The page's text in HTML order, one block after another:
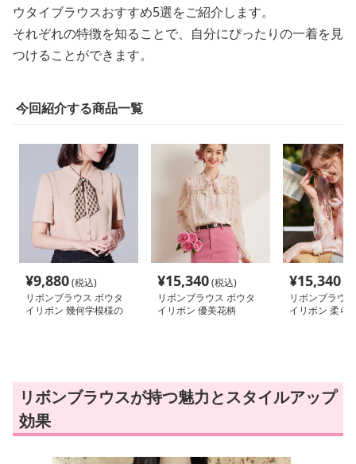
ウタイブラウスおすすめ5選をご紹介します。
それぞれの特徴を知ることで、自分にぴったりの一着を見
つけることができます。
今回紹介する商品一覧
¥9,880(税込)
リボンブラウス ボウタ
イリボン 幾何学模様の
¥15,340(税込)
リボンブラウス ボウタ
イリボン 優美花柄
¥15,340
リボンブラウ
イリボン 柔ら
リボンブラウスが持つ魅力とスタイルアップ
効果